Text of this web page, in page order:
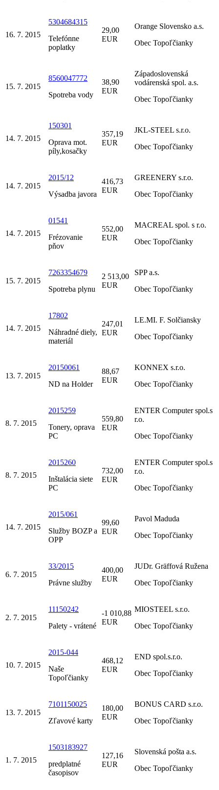
16. 7. 2015
5304684315
Telefónne
poplatky
29,00
EUR
Orange Slovensko a.s.
Obec Topoľčianky
15. 7. 2015
8560047772
Spotreba vody
38,90
EUR
Západoslovenská
vodárenská spol. a.s.
Obec Topoľčianky
14. 7. 2015
150301
Oprava mot.
píly,kosačky
357,19
EUR
JKL-STEEL s.r.o.
Obec Topoľčianky
14. 7. 2015
2015/12
Výsadba javora
416,73
EUR
GREENERY s.r.o.
Obec Topoľčianky
14. 7. 2015
01541
Frézovanie
pňov
552,00
EUR
MACREAL spol. s r.o.
Obec Topoľčianky
15. 7. 2015
7263354679
Spotreba plynu
2 513,00
EUR
SPP a.s.
Obec Topoľčianky
14. 7. 2015
17802
Náhradné diely,
materiál
247,01
EUR
LE.MI. F. Solčiansky
Obec Topoľčianky
13. 7. 2015
20150061
ND na Holder
88,67
EUR
KONNEX s.r.o.
Obec Topoľčianky
8. 7. 2015
2015259
Tonery, oprava
PC
559,80
EUR
ENTER Computer spol.s
r.o.
Obec Topoľčianky
8. 7. 2015
2015260
Inštalácia siete
PC
732,00
EUR
ENTER Computer spol.s
r.o.
Obec Topoľčianky
14. 7. 2015
2015/061
Služby BOZP a
OPP
99,60
EUR
Pavol Maduda
Obec Topoľčianky
6. 7. 2015
33/2015
Právne služby
400,00
EUR
JUDr. Gräffová Ružena
Obec Topoľčianky
2. 7. 2015
11150242
Palety - vrátené
-1 010,88
EUR
MIOSTEEL s.r.o.
Obec Topoľčianky
10. 7. 2015
2015-044
Naše
Topoľčianky
468,12
EUR
END spol.s.r.o.
Obec Topoľčianky
13. 7. 2015
7101150025
Zľavové karty
180,00
EUR
BONUS CARD s.r.o.
Obec Topoľčianky
1. 7. 2015
1503183927
predplatné
časopisov
127,16
EUR
Slovenská pošta a.s.
Obec Topoľčianky